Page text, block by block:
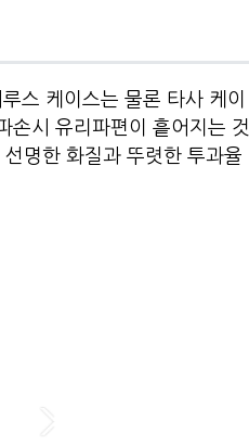
스 케이스는 물론 타사 케이
손시 유리파편이 흩어지는 것
명한 화질과 뚜렷한 투과율